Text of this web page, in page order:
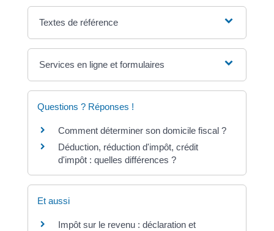
Textes de référence
Services en ligne et formulaires
Questions ? Réponses !
Comment déterminer son domicile fiscal ?
Déduction, réduction d'impôt, crédit
d'impôt : quelles différences ?
Et aussi
Impôt sur le revenu : déclaration et